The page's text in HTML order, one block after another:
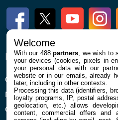
FacebookTwitter Youtube
ENTREPRISE
Qui sommes nous
Mentions légales et CGU
Confidentialité et Cookies
Welcome
With our 488partners , we wish to
your devices (cookies, pixels in
your personal data with our
website or in our emails, already
later, including in other contexts.
Processing this data (identifiers,
loyalty programs, IP, postal
geolocation, etc.) allows
content, commercial offers and